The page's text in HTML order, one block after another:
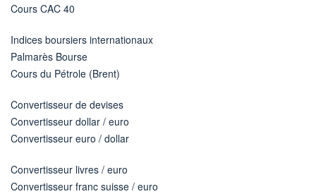
Cours CAC 40
Indices boursiers internationaux
Palmarès Bourse
Cours du Pétrole (Brent)
Convertisseur de devises
Convertisseur dollar / euro
Convertisseur euro / dollar
Convertisseur livres / euro
Convertisseur franc suisse / euro